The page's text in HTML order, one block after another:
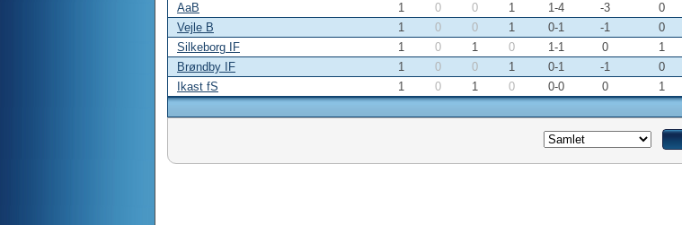
AaB
1 0 0 1 1-4 -3 0
Vejle B
1 0 0 1 0-1 -1 0
Silkeborg IF
1 0 1 0 1-1 0 1
Brøndby IF
1 0 0 1 0-1 -1 0
Ikast fS
1 0 1 0 0-0 0 1